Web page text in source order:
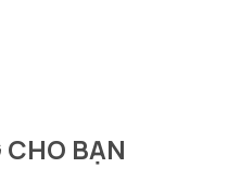
CHO BẠN